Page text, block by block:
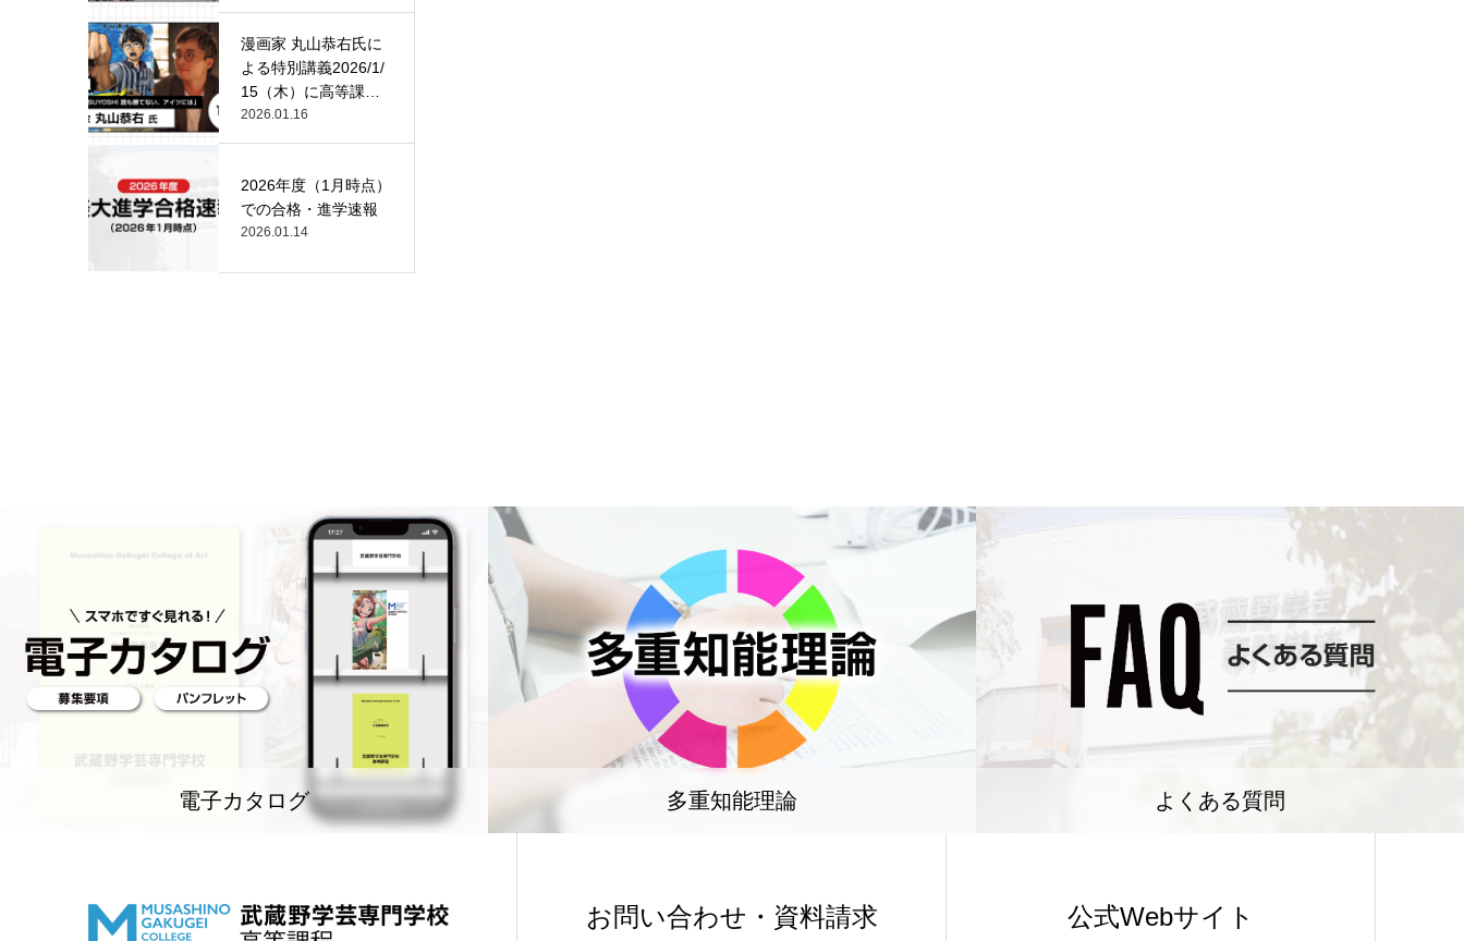
漫画家 丸山恭右氏に
よる特別講義2026/1/
15（木）に高等課
程…
2026.01.16
2026年度（1月時点）
での合格・進学速報
2026.01.14
電子カタログ 多重知能理論 よくある質問
お問い合わせ・資料請求 公式Webサイト